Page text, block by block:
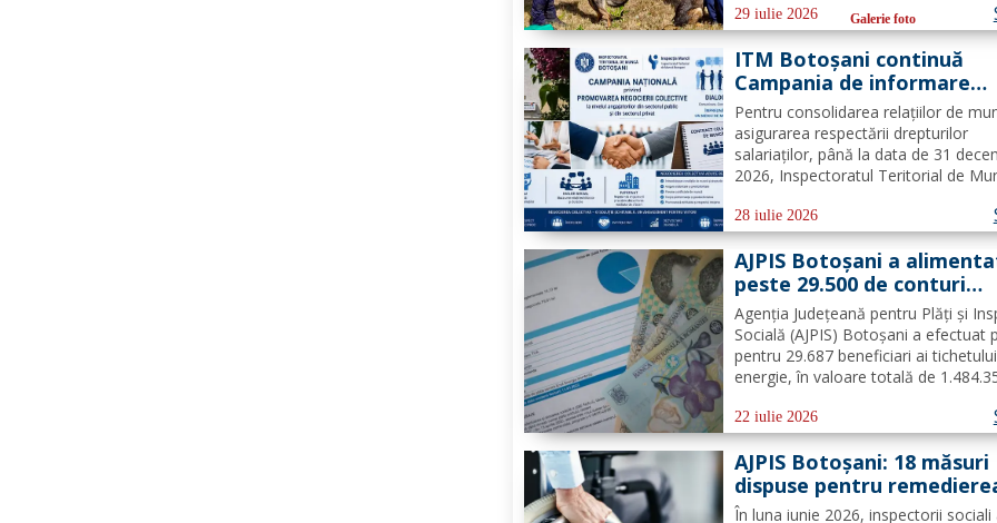
beneficiari. Peste 100 de copii,
la tabăra de vară organizată la
„Sfântul...
29 iulie 2026 Galerie foto
ITM Botoșani continuă
Campania de informare
pentru promovarea
colective la nivelul
angajatorilor din sectorul
public și privat
Pentru consolidarea relațiilor de
asigurarea respectării drepturilor
salariaților, până la data de 31
2026, Inspectoratul Teritorial de
de informare pentru promovarea
negocierilor colective la nivelul
angajatorilor din sectorul privat și...
28 iulie 2026
AJPIS Botoșani a
peste 29.500 de conturi
pentru plata facturilor la
energie
Agenția Județeană pentru Plăți și
Socială (AJPIS) Botoșani a efectuat
pentru 29.687 beneficiari ai
energie, în valoare totală de
poștale cu factura pentru a utiliza
plata consumului de energie
22 iulie 2026
AJPIS Botoșani: 18 măsuri
dispuse pentru
deficiențelor și amendă în
În luna iunie 2026, inspectorii sociali